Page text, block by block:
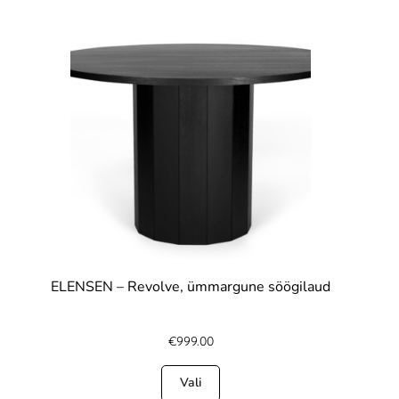
ELENSEN – Revolve, ümmargune söögilaud
€999.00
Vali